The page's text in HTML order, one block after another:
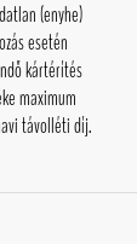
(enyhe)
esetén
kártérítés
maximum
távolléti díj.